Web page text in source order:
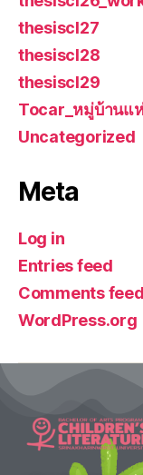
thesiscl27
thesiscl28
thesiscl29
Tocar_หมู่บ้านแ
Uncategorized
Meta
Log in
Entries feed
Comments feed
WordPress.org